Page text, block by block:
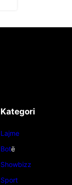
Kategori
Lajme
Botë
Showbizz
Sport